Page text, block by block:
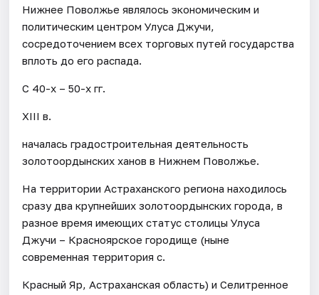
Нижнее Поволжье являлось экономическим и
политическим центром Улуса Джучи,
сосредоточением всех торговых путей государства
вплоть до его распада.
С 40-х – 50-х гг.
XIII в.
началась градостроительная деятельность
золотоордынских ханов в Нижнем Поволжье.
На территории Астраханского региона находилось
сразу два крупнейших золотоордынских города, в
разное время имеющих статус столицы Улуса
Джучи – Красноярское городище (ныне
современная территория с.
Красный Яр, Астраханская область) и Селитренное